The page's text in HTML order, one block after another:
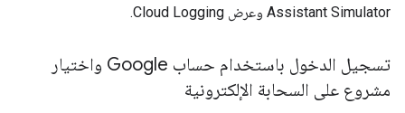
Assistant Simulator وعرض Cloud Logging.
تسجيل الدخول باستخدام حساب Google واختيار
مشروع على السحابة الإلكترونية